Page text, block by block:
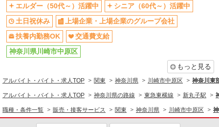
エルダー（50代～）活躍中
シニア（60代～）活躍中
土日祝休み
上場企業・上場企業のグループ会社
扶養内勤務OK
交通費支給
神奈川県川崎市中原区
もっと見る
アルバイト・バイト・求人TOP 関東 神奈川県 川崎市中原区 神奈川東
アルバイト・バイト・求人TOP 神奈川県の路線 東急東横線 新丸子駅
職種・条件一覧 販売・接客サービス 関東 神奈川県 川崎市中原区